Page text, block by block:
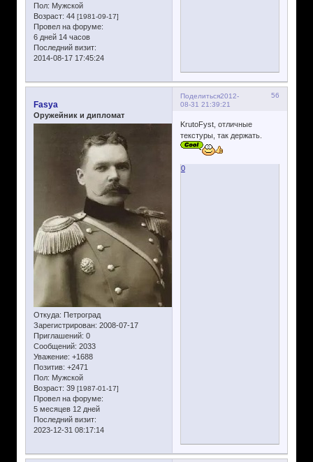
Пол: Мужской
Возраст: 44 [1981-09-17]
Провел на форуме:
6 дней 14 часов
Последний визит:
2014-08-17 17:45:24
Поделиться 56
2012-
08-31 21:39:21
Fasya
Оружейник и дипломат
Откуда: Петроград
Зарегистрирован: 2008-07-17
Приглашений: 0
Сообщений: 2033
Уважение: +1688
Позитив: +2471
Пол: Мужской
Возраст: 39 [1987-01-17]
Провел на форуме:
5 месяцев 12 дней
Последний визит:
2023-12-31 08:17:14
KrutoFyst, отличные
текстуры, так держать.
0